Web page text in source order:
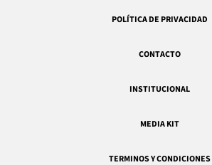
POLÍTICA DE PRIVACIDAD
CONTACTO
INSTITUCIONAL
MEDIA KIT
TERMINOS Y CONDICIONES